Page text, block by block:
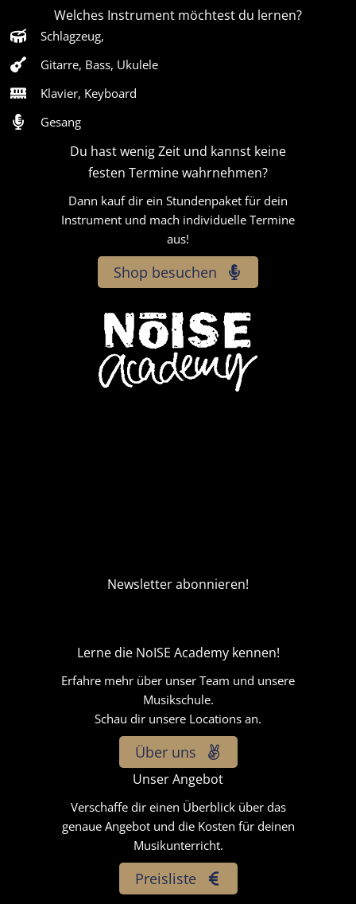
Welches Instrument möchtest du lernen?
Schlagzeug,
Gitarre, Bass, Ukulele
Klavier, Keyboard
Gesang
Du hast wenig Zeit und kannst keine
festen Termine wahrnehmen?
Dann kauf dir ein Stundenpaket für dein
Instrument und mach individuelle Termine
aus!
Shop besuchen
Newsletter abonnieren!
Lerne die NoISE Academy kennen!
Erfahre mehr über unser Team und unsere
Musikschule.
Schau dir unsere Locations an.
Über uns
Unser Angebot
Verschaffe dir einen Überblick über das
genaue Angebot und die Kosten für deinen
Musikunterricht.
Preisliste